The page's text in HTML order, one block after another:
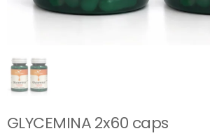
GLYCEMINA 2x60 caps